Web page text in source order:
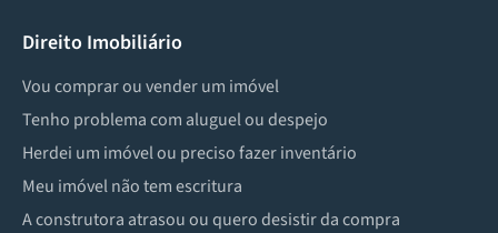
Direito Imobiliário
Vou comprar ou vender um imóvel
Tenho problema com aluguel ou despejo
Herdei um imóvel ou preciso fazer inventário
Meu imóvel não tem escritura
A construtora atrasou ou quero desistir da compra